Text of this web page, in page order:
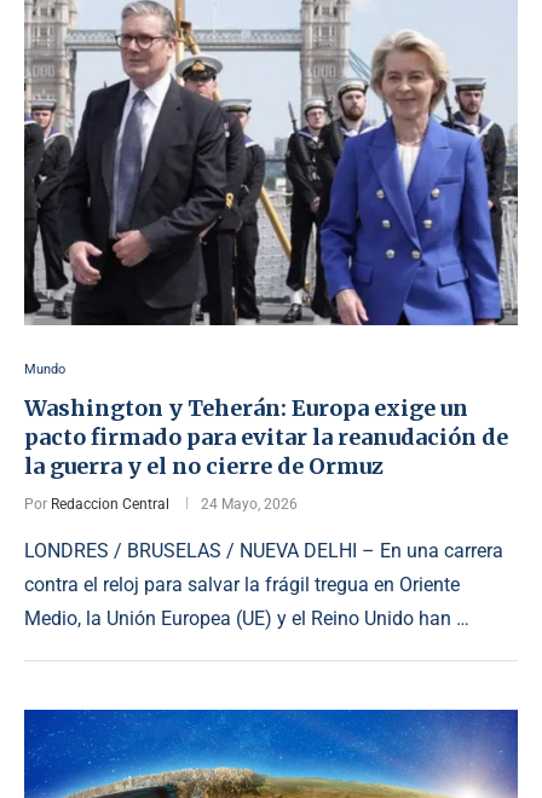
Mundo
Washington y Teherán: Europa exige un
pacto firmado para evitar la reanudación de
la guerra y el no cierre de Ormuz
Por Redaccion Central 24 Mayo, 2026
LONDRES / BRUSELAS / NUEVA DELHI – En una carrera
contra el reloj para salvar la frágil tregua en Oriente
Medio, la Unión Europea (UE) y el Reino Unido han …